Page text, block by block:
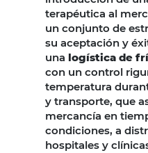
terapéutica al
un conjunto de
su aceptación y
una logística de
con un control
temperatura
y transporte, que
mercancía en
condiciones, a
hospitales y